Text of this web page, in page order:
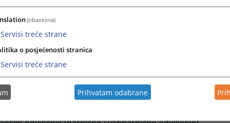
poslova kojima se osiguravaju uslovi za pravilan i
se slijedeće organizacione jedinice:
jedinica sudijskih poslova
sudske uprave
za računovodstvene, administrativno-tehničke i
iz djelokruga rada organizacione jedinice sudijskih
(obavezna)
Servisi treće strane
o posjećenosti stranica
Servisi treće strane
Prihvatam odabrane